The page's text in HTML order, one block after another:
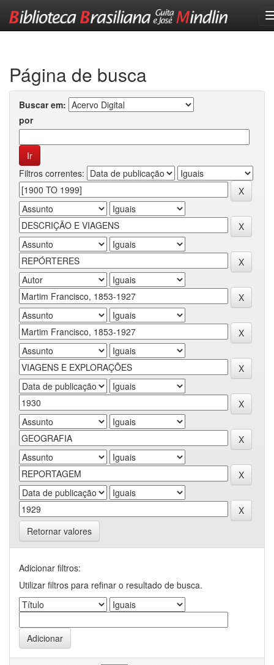
Página de busca
Buscar em:
por
Filtros correntes:
Retornar valores
Adicionar filtros:
Utilizar filtros para refinar o resultado de busca.